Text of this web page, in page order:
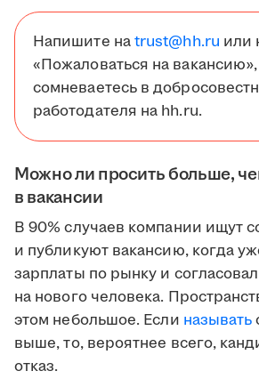
Напишите наtrust@hh.ru или
«Пожаловаться на
сомневаетесь в
работодателя на hh.ru.
Можно ли просить больше,
в вакансии
В 90% случаев компании ищут
и публикуют вакансию, когда
зарплаты по рынку и
на нового человека.
этом небольшое. Если называть
выше, то, вероятнее всего,
отказ.